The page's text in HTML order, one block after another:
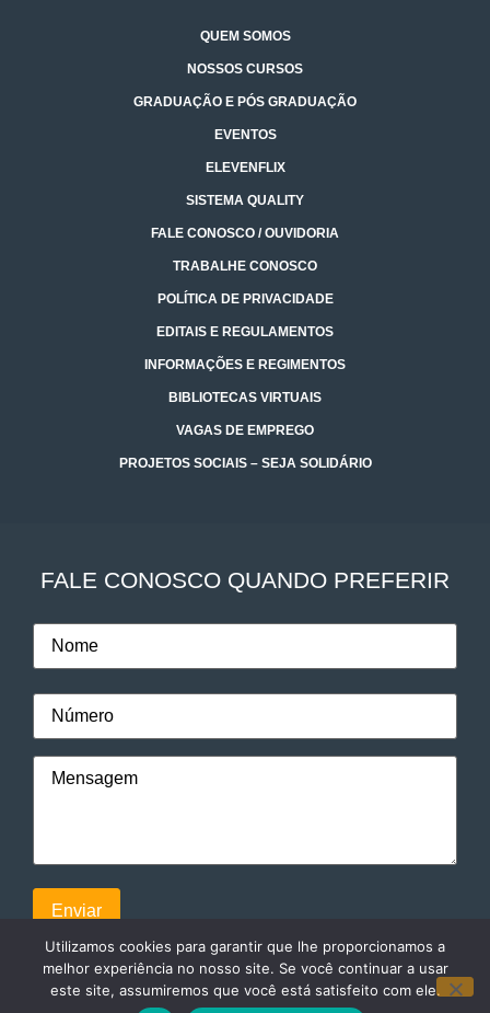
QUEM SOMOS
NOSSOS CURSOS
GRADUAÇÃO E PÓS GRADUAÇÃO
EVENTOS
ELEVENFLIX
SISTEMA QUALITY
FALE CONOSCO / OUVIDORIA
TRABALHE CONOSCO
POLÍTICA DE PRIVACIDADE
EDITAIS E REGULAMENTOS
INFORMAÇÕES E REGIMENTOS
BIBLIOTECAS VIRTUAIS
VAGAS DE EMPREGO
PROJETOS SOCIAIS – SEJA SOLIDÁRIO
FALE CONOSCO QUANDO PREFERIR
Utilizamos cookies para garantir que lhe proporcionamos a
melhor experiência no nosso site. Se você continuar a usar
este site, assumiremos que você está satisfeito com ele.